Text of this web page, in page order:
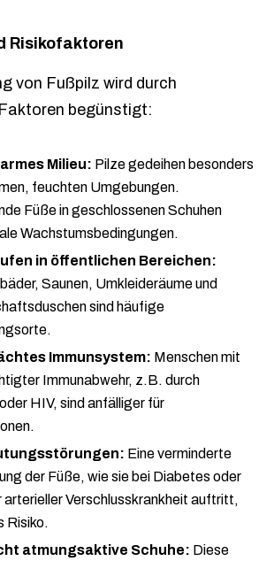
Risikofaktoren
von Fußpilz wird durch
begünstigt:
Milieu: Pilze gedeihen besonders
feuchten Umgebungen.
Füße in geschlossenen Schuhen
Wachstumsbedingungen.
in öffentlichen Bereichen:
Saunen, Umkleideräume und
sind häufige
Immunsystem: Menschen mit
Immunabwehr, z.B. durch
HIV, sind anfälliger für
Eine verminderte
der Füße, wie sie bei Diabetes oder
arterieller Verschlusskrankheit auftritt,
Risiko.
atmungsaktive Schuhe: Diese